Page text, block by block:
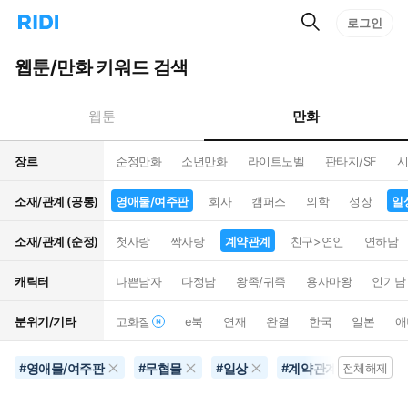
리
홈
으
턴
트
검
로그인
웹툰/만화 키워드 검색
웹툰 만화
장르 순정만화 소년만화 라이트노벨 판타지/SF
소재/관계 (공통) 영애물/여주판 회사 캠퍼스 의학 성장 일
소재/관계 (순정) 첫사랑 짝사랑 계약관계 친구>연인 연하남
캐릭터 나쁜남자 다정남 왕족/귀족 용사마왕 인기남
분위기/기타 고화질 e북 연재 완결 한국 일본
#영애물/여주판 #무협물 #일상 #계약관계 #별점
전체해제